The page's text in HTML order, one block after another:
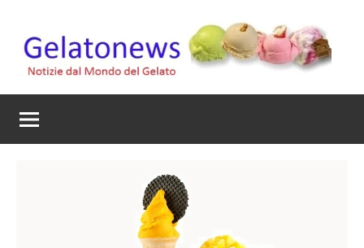
contenuto
Gelato
News
mondo
del